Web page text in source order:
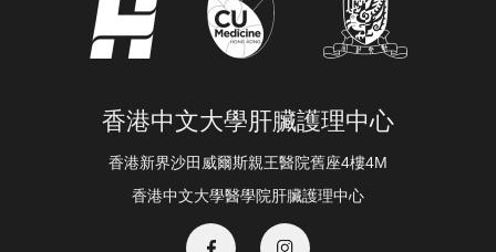
香港中文大學肝臟護理中心
香港新界沙田威爾斯親王醫院舊座4樓4M
香港中文大學醫學院肝臟護理中心